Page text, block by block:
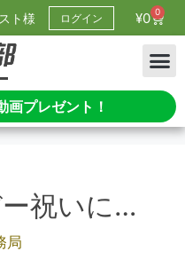
ト様 ログイン ¥0 0
画プレゼント！
祝いに…
局